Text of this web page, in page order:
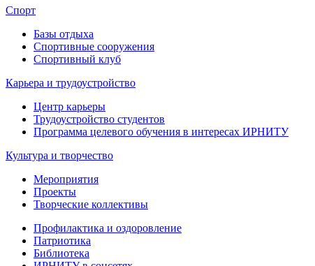
Спорт
Базы отдыха
Спортивные сооружения
Спортивный клуб
Карьера и трудоустройство
Центр карьеры
Трудоустройство студентов
Программа целевого обучения в интересах ИРНИТУ
Культура и творчество
Мероприятия
Проекты
Творческие коллективы
Профилактика и оздоровление
Патриотика
Библиотека